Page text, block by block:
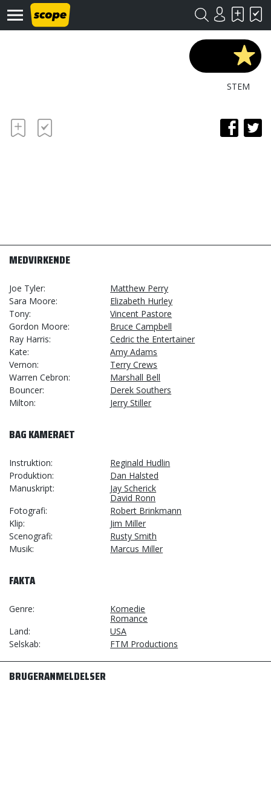
STEM
MEDVIRKENDE
Joe Tyler
Matthew Perry
Sara Moore
Elizabeth Hurley
Tony
Vincent Pastore
Gordon Moore
Bruce Campbell
Ray Harris
Cedric the Entertainer
Kate
Amy Adams
Vernon
Terry Crews
Warren Cebron
Marshall Bell
Bouncer
Derek Southers
Milton
Jerry Stiller
BAG KAMERAET
Instruktion
Reginald Hudlin
Produktion
Dan Halsted
Manuskript
Jay Scherick
David Ronn
Fotografi
Robert Brinkmann
Klip
Jim Miller
Scenografi
Rusty Smith
Musik
Marcus Miller
FAKTA
Genre
Komedie
Romance
Land
USA
Selskab
FTM Productions
BRUGERANMELDELSER